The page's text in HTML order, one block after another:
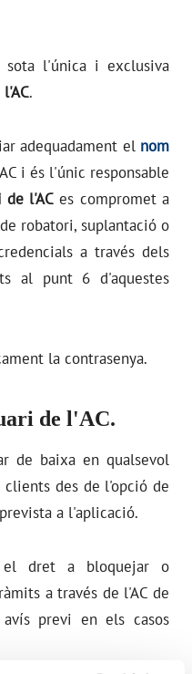
l'única i exclusiva
.
adequadament el nom
i és l'únic responsable
de l'AC es compromet a
robatori, suplantació o
a través dels
al punt 6 d'aquestes
la contrasenya.
de l'AC.
de baixa en qualsevol
des de l'opció de
prevista a l'aplicació.
el dret a bloquejar o
a través de l'AC de
previ en els casos